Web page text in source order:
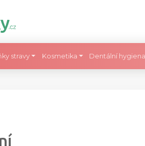
stravy Kosmetika Dentální hygiena